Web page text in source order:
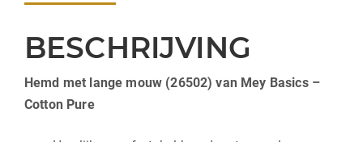
BESCHRIJVING
Hemd met lange mouw (26502) van Mey Basics –
Cotton Pure